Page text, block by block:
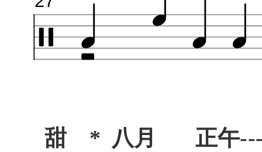
甜 * 八月 正午